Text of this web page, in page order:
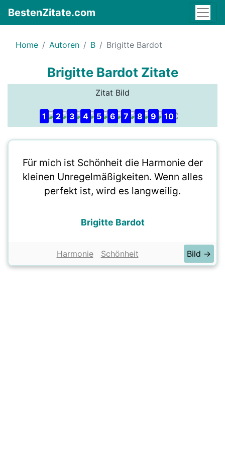
BestenZitate.com
Home Autoren B Brigitte Bardot
Brigitte Bardot Zitate
Zitat Bild
1 2 3 4 5 6 7 8 9 10
Für mich ist Schönheit die Harmonie der
kleinen Unregelmäßigkeiten. Wenn alles
perfekt ist, wird es langweilig.
Brigitte Bardot
Harmonie Schönheit Bild →